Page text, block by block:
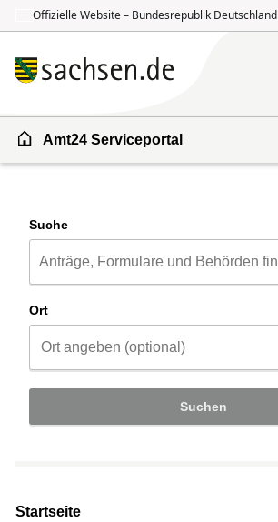
Offizielle Website – Bundesrepublik Deutschland
Amt24 Serviceportal
Suche
Ort
Suchen
Startseite